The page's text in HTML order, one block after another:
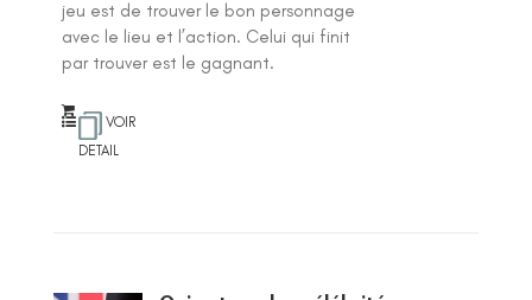
jeu est de trouver le bon personnage
avec le lieu et l’action. Celui qui finit
par trouver est le gagnant.
VOIR
DETAIL